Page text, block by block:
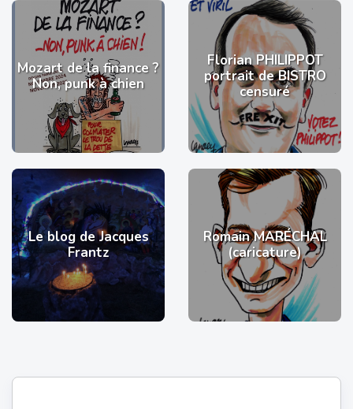
Mozart de la finance ?
Non, punk à chien
Florian PHILIPPOT
portrait de BISTRO
censuré
Le blog de Jacques
Frantz
Romain MARÉCHAL
(caricature)